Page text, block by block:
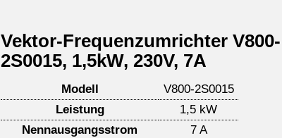
Vektor-Frequenzumrichter V800-
2S0015, 1,5kW, 230V, 7A
Modell
V800-2S0015
Leistung
1,5 kW
Nennausgangsstrom
7 A